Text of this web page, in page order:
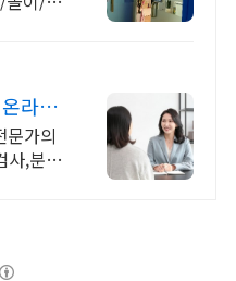
라인
문가의
사,분